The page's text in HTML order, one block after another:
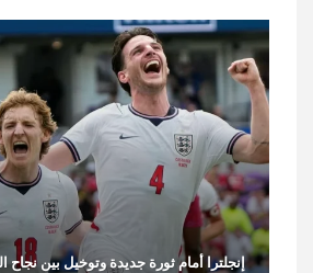
إنجلترا أمام ثورة جديدة وتوخيل بين